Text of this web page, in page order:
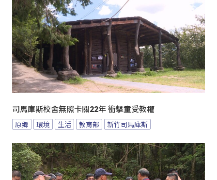
司馬庫斯校舍無照卡關22年 衝擊童受教權
原鄉 環境 生活 教育部 新竹司馬庫斯